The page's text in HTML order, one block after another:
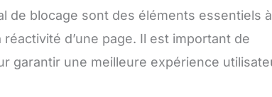
de blocage sont des éléments essentiels à
d’une page. Il est important de
garantir une meilleure expérience